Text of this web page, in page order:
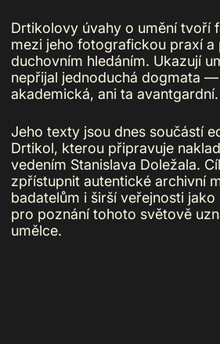
Drtikolovy úvahy o umění tvoří
mezi jeho fotografickou praxí a
duchovním hledáním. Ukazují
nepřijal jednoduchá dogmata —
akademická, ani ta avantgardní.
Jeho texty jsou dnes součástí
Drtikol, kterou připravuje
vedením Stanislava Doležala.
zpřístupnit autentické archivní
badatelům i širší veřejnosti
pro poznání tohoto světově
umělce.